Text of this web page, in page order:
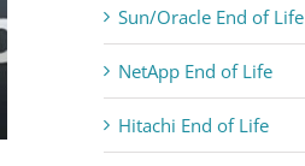
Sun/Oracle End of Life
NetApp End of Life
Hitachi End of Life